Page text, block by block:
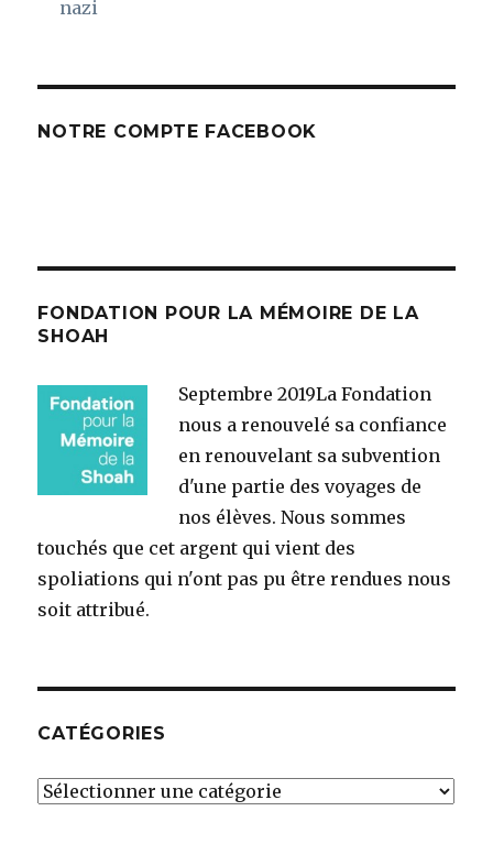
nazi
NOTRE COMPTE FACEBOOK
FONDATION POUR LA MÉMOIRE DE LA
SHOAH
Septembre 2019La Fondation
nous a renouvelé sa confiance
en renouvelant sa subvention
d'une partie des voyages de
nos élèves. Nous sommes
touchés que cet argent qui vient des
spoliations qui n'ont pas pu être rendues nous
soit attribué.
CATÉGORIES
Catégories